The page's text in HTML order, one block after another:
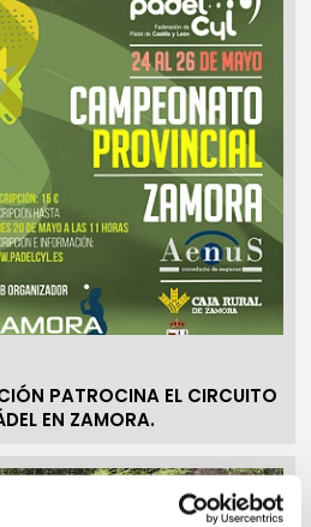
PATROCINA EL CIRCUITO
EN ZAMORA.